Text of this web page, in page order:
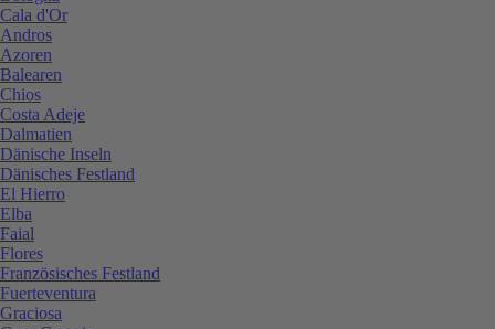
Cala d'Or
Andros
Azoren
Balearen
Chios
Costa Adeje
Dalmatien
Dänische Inseln
Dänisches Festland
El Hierro
Elba
Faial
Flores
Französisches Festland
Fuerteventura
Graciosa